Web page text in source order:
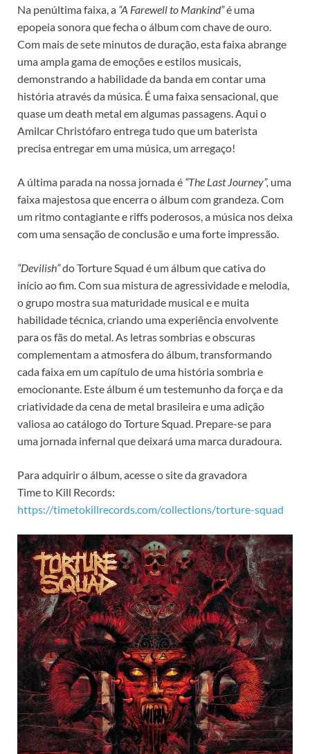
Na penúltima faixa, a “A Farewell to Mankind”é uma
epopeia sonora que fecha o álbum com chave de ouro.
Com mais de sete minutos de duração, esta faixa abrange
uma ampla gama de emoções e estilos musicais,
demonstrando a habilidade da banda em contar uma
história através da música. É uma faixa sensacional, que
quase um death metal em algumas passagens. Aqui o
Amilcar Christófaro entrega tudo que um baterista
precisa entregar em uma música, um arregaço!
A última parada na nossa jornada é “The Last Journey”, uma
faixa majestosa que encerra o álbum com grandeza. Com
um ritmo contagiante e riffs poderosos, a música nos deixa
com uma sensação de conclusão e uma forte impressão.
“Devilish”do Torture Squad é um álbum que cativa do
início ao fim. Com sua mistura de agressividade e melodia,
o grupo mostra sua maturidade musical e e muita
habilidade técnica, criando uma experiência envolvente
para os fãs do metal. As letras sombrias e obscuras
complementam a atmosfera do álbum, transformando
cada faixa em um capítulo de uma história sombria e
emocionante. Este álbum é um testemunho da força e da
criatividade da cena de metal brasileira e uma adição
valiosa ao catálogo do Torture Squad. Prepare-se para
uma jornada infernal que deixará uma marca duradoura.
Para adquirir o álbum, acesse o site da gravadora
Time to Kill Records:
https://timetokillrecords.com/collections/torture-squad